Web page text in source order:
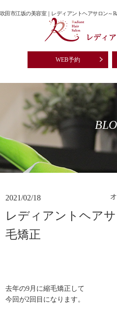
吹田市江坂の美容室｜レディアントヘアサロン～
WEB予約
2021/02/18
レディアントヘア
毛矯正
去年の9月に縮毛矯正して
今回が2回目になります。